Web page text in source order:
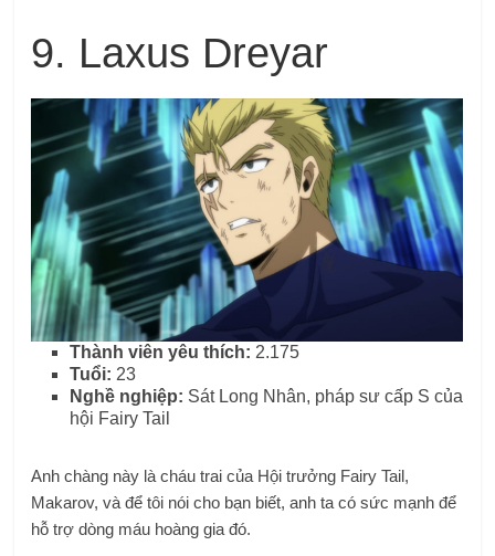
9. Laxus Dreyar
Thành viên yêu thích: 2.175
Tuổi: 23
Nghề nghiệp: Sát Long Nhân, pháp sư cấp S của
hội Fairy Tail
Anh chàng này là cháu trai của Hội trưởng Fairy Tail,
Makarov, và để tôi nói cho bạn biết, anh ta có sức mạnh để
hỗ trợ dòng máu hoàng gia đó.